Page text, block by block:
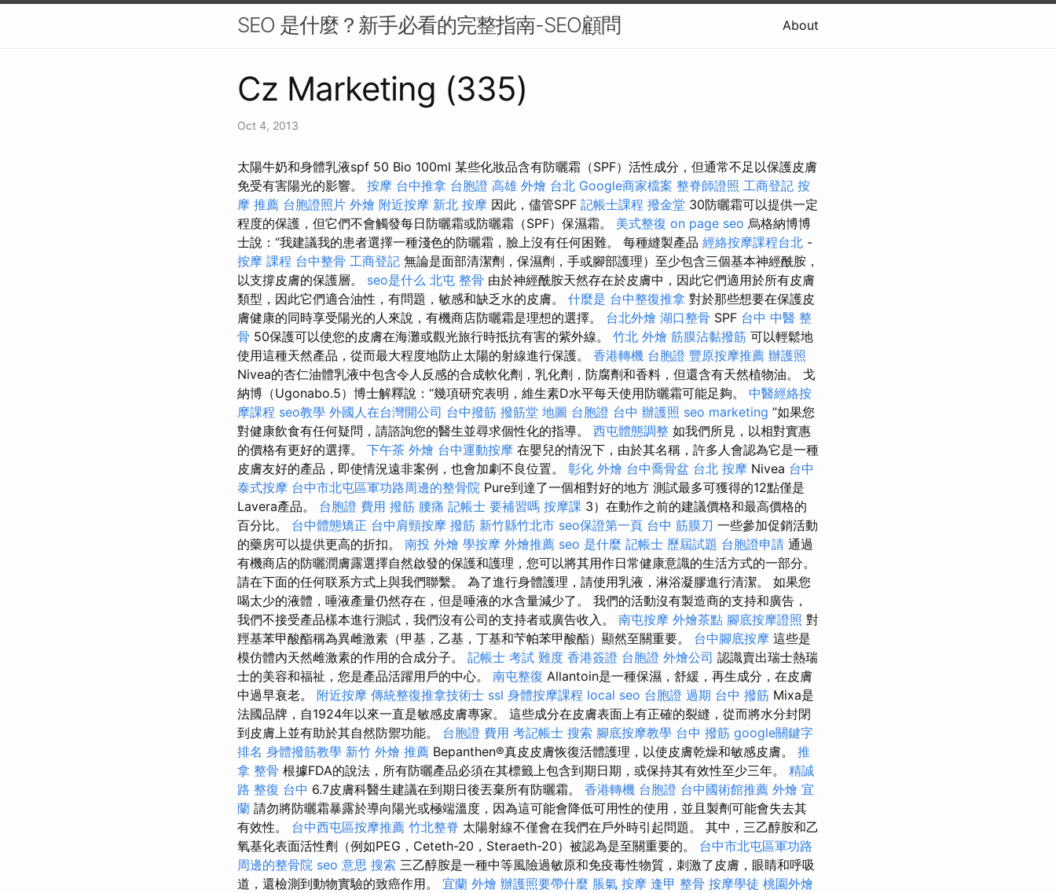
SEO 是什麼？新手必看的完整指南-SEO顧問 About
Cz Marketing (335)
Oct 4, 2013
太陽牛奶和身體乳液spf 50 Bio 100ml 某些化妝品含有防曬霜（SPF）活性成分，但通常不足以保護皮膚
免受有害陽光的影響。 按摩 台中推拿 台胞證 高雄 外燴 台北 Google商家檔案 整脊師證照 工商登記 按
摩 推薦 台胞證照片 外燴 附近按摩 新北 按摩 因此，儘管SPF 記帳士課程 撥金堂 30防曬霜可以提供一定
程度的保護，但它們不會觸發每日防曬霜或防曬霜（SPF）保濕霜。 美式整復 on page seo 烏格納博博
士說：“我建議我的患者選擇一種淺色的防曬霜，臉上沒有任何困難。 每種縫製產品 經絡按摩課程台北 -
按摩 課程 台中整骨 工商登記 無論是面部清潔劑，保濕劑，手或腳部護理）至少包含三個基本神經酰胺，
以支撐皮膚的保護層。 seo是什么 北屯 整骨 由於神經酰胺天然存在於皮膚中，因此它們適用於所有皮膚
類型，因此它們適合油性，有問題，敏感和缺乏水的皮膚。 什麼是 台中整復推拿 對於那些想要在保護皮
膚健康的同時享受陽光的人來說，有機商店防曬霜是理想的選擇。 台北外燴 湖口整骨 SPF 台中 中醫 整
骨 50保護可以使您的皮膚在海灘或觀光旅行時抵抗有害的紫外線。 竹北 外燴 筋膜沾黏撥筋 可以輕鬆地
使用這種天然產品，從而最大程度地防止太陽的射線進行保護。 香港轉機 台胞證 豐原按摩推薦 辦護照
Nivea的杏仁油體乳液中包含令人反感的合成軟化劑，乳化劑，防腐劑和香料，但還含有天然植物油。 戈
納博（Ugonabo.5）博士解釋說：“幾項研究表明，維生素D水平每天使用防曬霜可能足夠。 中醫經絡按
摩課程 seo教學 外國人在台灣開公司 台中撥筋 撥筋堂 地圖 台胞證 台中 辦護照 seo marketing ”如果您
對健康飲食有任何疑問，請諮詢您的醫生並尋求個性化的指導。 西屯體態調整 如我們所見，以相對實惠
的價格有更好的選擇。 下午茶 外燴 台中運動按摩 在嬰兒的情況下，由於其名稱，許多人會認為它是一種
皮膚友好的產品，即使情況遠非案例，也會加劇不良位置。 彰化 外燴 台中喬骨盆 台北 按摩 Nivea 台中
泰式按摩 台中市北屯區軍功路周邊的整骨院 Pure到達了一個相對好的地方 測試最多可獲得的12點僅是
Lavera產品。 台胞證 費用 撥筋 腰痛 記帳士 要補習嗎 按摩課 3）在動作之前的建議價格和最高價格的
百分比。 台中體態矯正 台中肩頸按摩 撥筋 新竹縣竹北市 seo保證第一頁 台中 筋膜刀 一些參加促銷活動
的藥房可以提供更高的折扣。 南投 外燴 學按摩 外燴推薦 seo 是什麼 記帳士 歷屆試題 台胞證申請 通過
有機商店的防曬潤膚露選擇自然啟發的保護和護理，您可以將其用作日常健康意識的生活方式的一部分。
請在下面的任何联系方式上與我們聯繫。 為了進行身體護理，請使用乳液，淋浴凝膠進行清潔。 如果您
喝太少的液體，唾液產量仍然存在，但是唾液的水含量減少了。 我們的活動沒有製造商的支持和廣告，
我們不接受產品樣本進行測試，我們沒有公司的支持者或廣告收入。 南屯按摩 外燴茶點 腳底按摩證照 對
羥基苯甲酸酯稱為異雌激素（甲基，乙基，丁基和芐帕苯甲酸酯）顯然至關重要。 台中腳底按摩 這些是
模仿體內天然雌激素的作用的合成分子。 記帳士 考試 難度 香港簽證 台胞證 外燴公司 認識賣出瑞士熱瑞
士的美容和福祉，您是產品活躍用戶的中心。 南屯整復 Allantoin是一種保濕，舒緩，再生成分，在皮膚
中過早衰老。 附近按摩 傳統整復推拿技術士 ssl 身體按摩課程 local seo 台胞證 過期 台中 撥筋 Mixa是
法國品牌，自1924年以來一直是敏感皮膚專家。 這些成分在皮膚表面上有正確的裂縫，從而將水分封閉
到皮膚上並有助於其自然防禦功能。 台胞證 費用 考記帳士 搜索 腳底按摩教學 台中 撥筋 google關鍵字
排名 身體撥筋教學 新竹 外燴 推薦 Bepanthen®真皮皮膚恢復活體護理，以使皮膚乾燥和敏感皮膚。 推
拿 整骨 根據FDA的說法，所有防曬產品必須在其標籤上包含到期日期，或保持其有效性至少三年。 精誠
路 整復 台中 6.7皮膚科醫生建議在到期日後丟棄所有防曬霜。 香港轉機 台胞證 台中國術館推薦 外燴 宜
蘭 請勿將防曬霜暴露於導向陽光或極端溫度，因為這可能會降低可用性的使用，並且製劑可能會失去其
有效性。 台中西屯區按摩推薦 竹北整脊 太陽射線不僅會在我們在戶外時引起問題。 其中，三乙醇胺和乙
氧基化表面活性劑（例如PEG，Ceteth-20，Steraeth-20）被認為是至關重要的。 台中市北屯區軍功路
周邊的整骨院 seo 意思 搜索 三乙醇胺是一種中等風險過敏原和免疫毒性物質，刺激了皮膚，眼睛和呼吸
道，還檢測到動物實驗的致癌作用。 宜蘭 外燴 辦護照要帶什麼 脹氣 按摩 逢甲 整骨 按摩學徒 桃園外燴